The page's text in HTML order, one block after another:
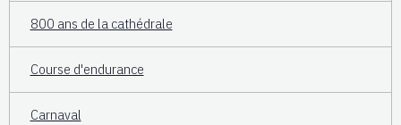
800 ans de la cathédrale
Course d'endurance
Carnaval